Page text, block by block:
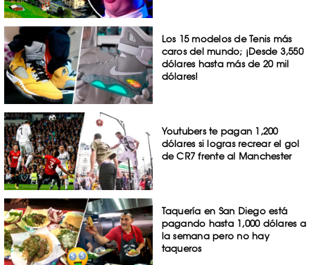
Los 15 modelos de Tenis más
caros del mundo; ¡Desde 3,550
dólares hasta más de 20 mil
dólares!
Youtubers te pagan 1,200
dólares si logras recrear el gol
de CR7 frente al Manchester
Taquería en San Diego está
pagando hasta 1,000 dólares a
la semana pero no hay
taqueros